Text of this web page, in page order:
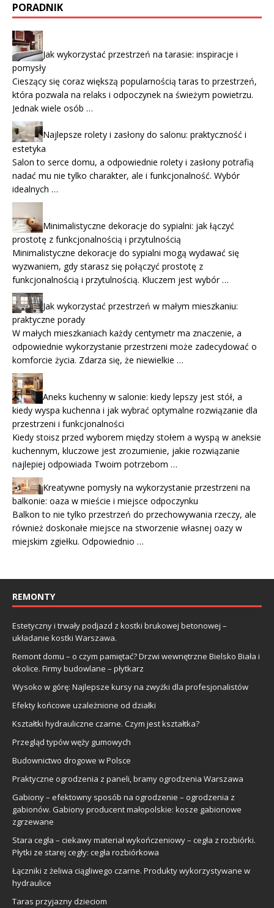
PORADNIK
Jak wykorzystać przestrzeń na tarasie: inspiracje i
pomysły
Cieszący się coraz większą popularnością taras to przestrzeń,
która pozwala na relaks i odpoczynek na świeżym powietrzu.
Jednak wiele osób …
Najlepsze rolety i zasłony do salonu: praktyczność i
estetyka
Salon to serce domu, a odpowiednie rolety i zasłony potrafią
nadać mu nie tylko charakter, ale i funkcjonalność. Wybór
idealnych …
Minimalistyczne dekoracje do sypialni: jak łączyć
prostotę z funkcjonalnością i przytulnością
Minimalistyczne dekoracje do sypialni mogą wydawać się
wyzwaniem, gdy starasz się połączyć prostotę z
funkcjonalnością i przytulnością. Kluczem jest wybór …
Jak wykorzystać przestrzeń w małym mieszkaniu:
praktyczne porady
W małych mieszkaniach każdy centymetr ma znaczenie, a
odpowiednie wykorzystanie przestrzeni może zadecydować o
komforcie życia. Zdarza się, że niewielkie …
Aneks kuchenny w salonie: kiedy lepszy jest stół, a
kiedy wyspa kuchenna i jak wybrać optymalne rozwiązanie dla
przestrzeni i funkcjonalności
Kiedy stoisz przed wyborem między stołem a wyspą w aneksie
kuchennym, kluczowe jest zrozumienie, jakie rozwiązanie
najlepiej odpowiada Twoim potrzebom …
Kreatywne pomysły na wykorzystanie przestrzeni na
balkonie: oaza w mieście i miejsce odpoczynku
Balkon to nie tylko przestrzeń do przechowywania rzeczy, ale
również doskonałe miejsce na stworzenie własnej oazy w
miejskim zgiełku. Odpowiednio …
REMONTY
Estetyczny i trwały podjazd z kostki brukowej betonowej –
układanie kostki Warszawa.
Remont domu – o czym pamiętać? Drzwi wewnętrzne Bielsko Biała i
okolice. Firmy budowlane – płytkarz
Wysoko w górę: Najlepsze kursy na zwyżki dla profesjonalistów
Efekty końcowe uzależnione od działki
Kształtki hydrauliczne czarne. Czym jest kształtka?
Przegląd typów węży gumowych
Budownictwo drogowe w Polsce
Praktyczne ogrodzenia z paneli, bramy ogrodzenia Warszawa
Gabiony – efektowny sposób na ogrodzenie – ogrodzenia z
gabionów. Gabiony producent małopolskie: kosze gabionowe
zgrzewane
Stara cegła – ciekawy materiał wykończeniowy – cegła z rozbiórki.
Płytki ze starej cegły: cegła rozbiórkowa
Łączniki z żeliwa ciągliwego czarne. Produkty wykorzystywane w
hydraulice
Taras przyjazny dzieciom